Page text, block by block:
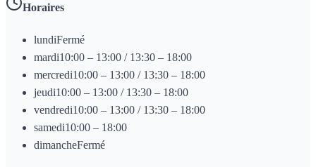
Horaires
lundiFermé
mardi10:00 – 13:00 / 13:30 – 18:00
mercredi10:00 – 13:00 / 13:30 – 18:00
jeudi10:00 – 13:00 / 13:30 – 18:00
vendredi10:00 – 13:00 / 13:30 – 18:00
samedi10:00 – 18:00
dimancheFermé